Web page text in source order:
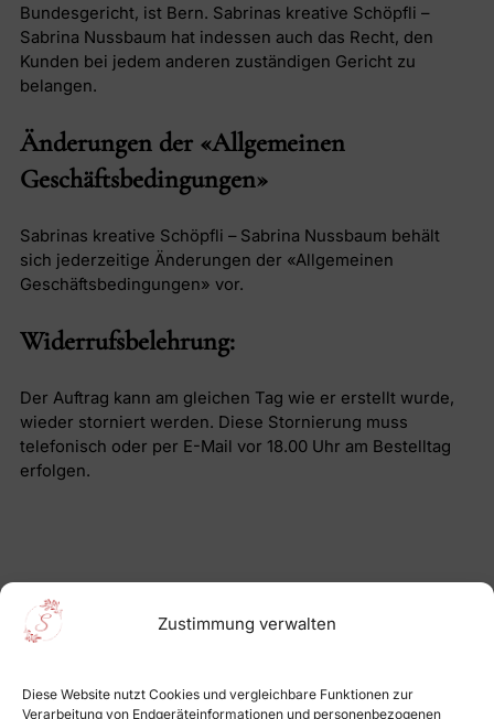
Zustimmung verwalten
Diese Website nutzt Cookies und vergleichbare Funktionen zur
Verarbeitung von Endgeräteinformationen und personenbezogenen
Bundesgericht, ist Bern. Sabrinas kreative Schöpfli –
Sabrina Nussbaum hat indessen auch das Recht, den
Kunden bei jedem anderen zuständigen Gericht zu
belangen.
Änderungen der «Allgemeinen
Geschäftsbedingungen»
Sabrinas kreative Schöpfli – Sabrina Nussbaum behält
sich jederzeitige Änderungen der «Allgemeinen
Geschäftsbedingungen» vor.
Widerrufsbelehrung:
Der Auftrag kann am gleichen Tag wie er erstellt wurde,
wieder storniert werden. Diese Stornierung muss
telefonisch oder per E-Mail vor 18.00 Uhr am Bestelltag
erfolgen.
Sabrinas kreative Schöpfli